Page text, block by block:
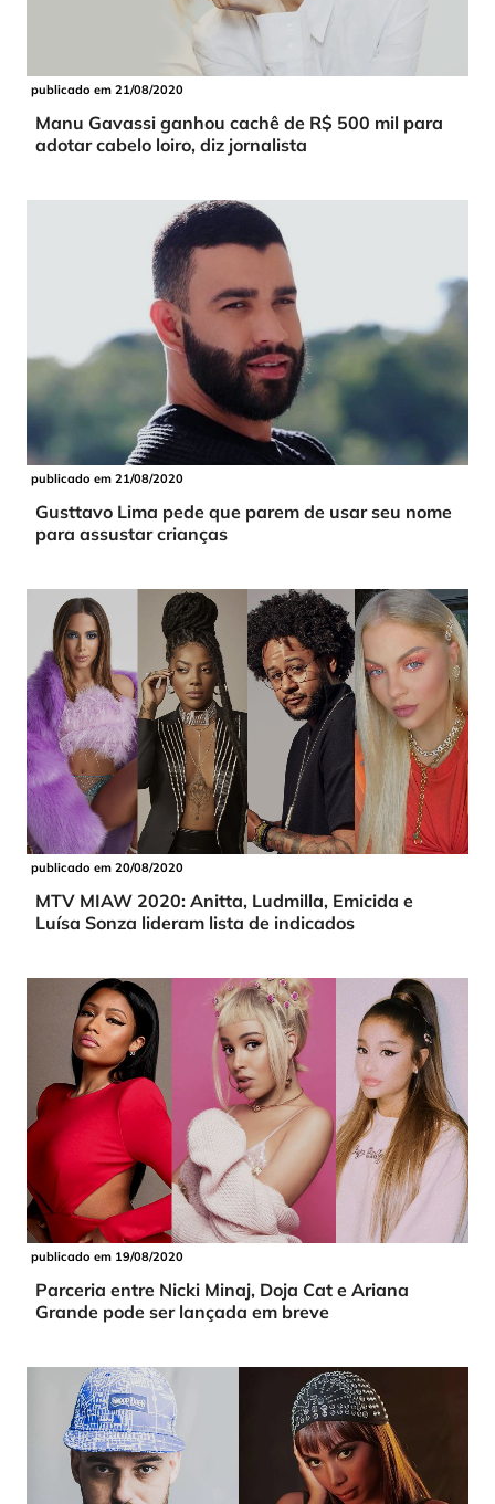
publicado em 21/08/2020
Manu Gavassi ganhou cachê de R$ 500 mil para
adotar cabelo loiro, diz jornalista
publicado em 21/08/2020
Gusttavo Lima pede que parem de usar seu nome
para assustar crianças
publicado em 20/08/2020
MTV MIAW 2020: Anitta, Ludmilla, Emicida e
Luísa Sonza lideram lista de indicados
publicado em 19/08/2020
Parceria entre Nicki Minaj, Doja Cat e Ariana
Grande pode ser lançada em breve